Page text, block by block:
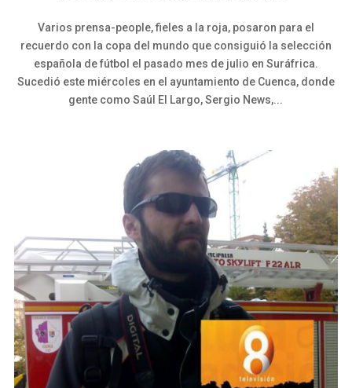
Varios prensa-people, fieles a la roja, posaron para el
recuerdo con la copa del mundo que consiguió la selección
española de fútbol el pasado mes de julio en Suráfrica.
Sucedió este miércoles en el ayuntamiento de Cuenca, donde
gente como Saúl El Largo, Sergio News,...